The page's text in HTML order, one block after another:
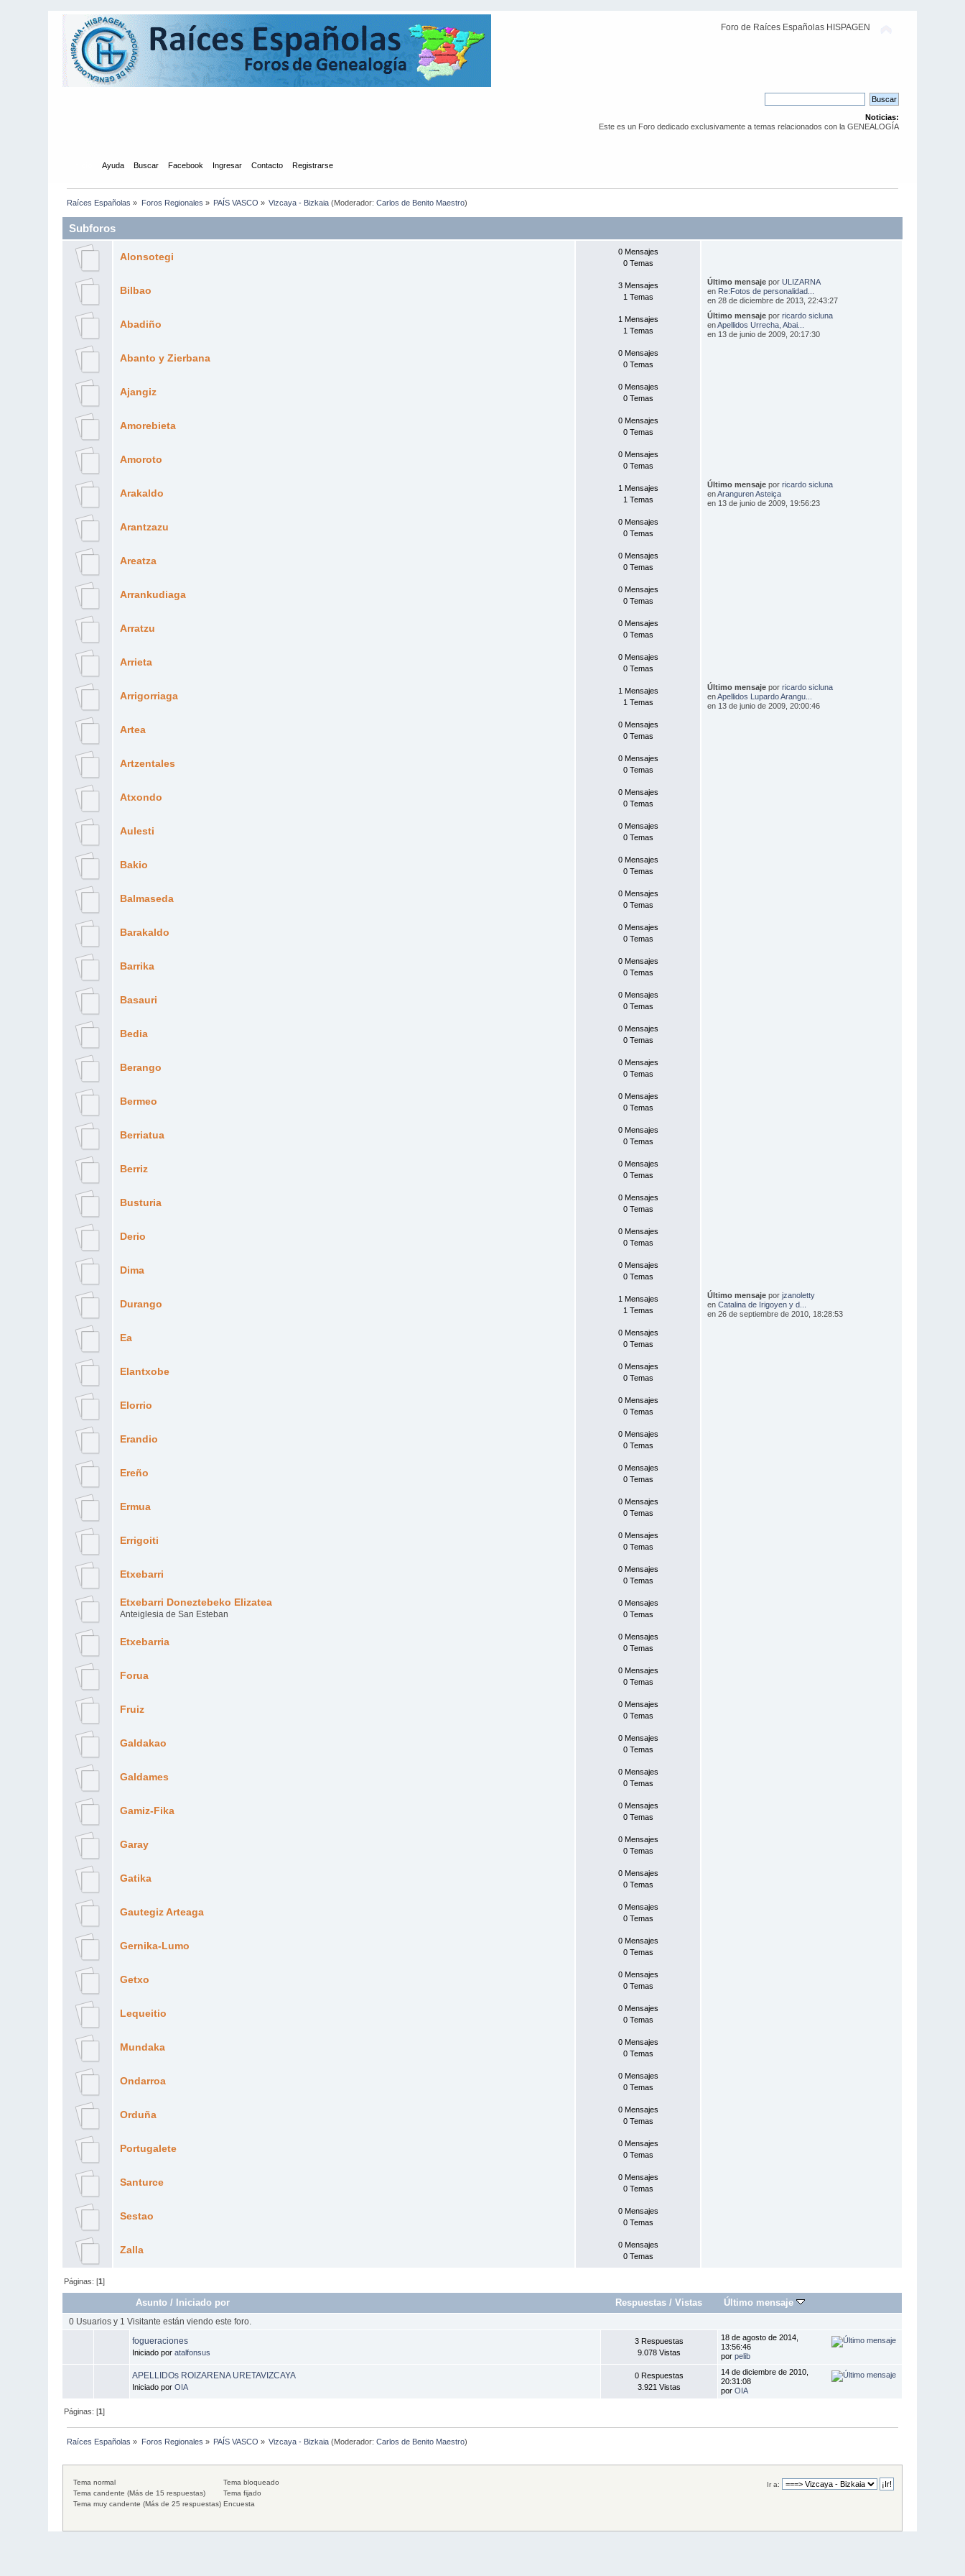
Foro de Raíces Españolas HISPAGEN
Noticias:
Este es un Foro dedicado exclusivamente a temas relacionados con la GENEALOGÍA
Ayuda Buscar Facebook Ingresar Contacto Registrarse
Raíces Españolas » Foros Regionales » PAÍS VASCO » Vizcaya - Bizkaia (Moderador:Carlos de Benito Maestro)
Subforos
Alonsotegi
0 Mensajes
0 Temas
Bilbao
3 Mensajes
1 Temas
Último mensajepor ULIZARNA
en Re:Fotos de personalidad...
en 28 de diciembre de 2013, 22:43:27
Abadiño
1 Mensajes
1 Temas
Último mensajepor ricardo sicluna
enApellidos Urrecha, Abai...
en 13 de junio de 2009, 20:17:30
Abanto y Zierbana
0 Mensajes
0 Temas
Ajangiz
0 Mensajes
0 Temas
Amorebieta
0 Mensajes
0 Temas
Amoroto
0 Mensajes
0 Temas
Arakaldo
1 Mensajes
1 Temas
Último mensajepor ricardo sicluna
enAranguren Asteiça
en 13 de junio de 2009, 19:56:23
Arantzazu
0 Mensajes
0 Temas
Areatza
0 Mensajes
0 Temas
Arrankudiaga
0 Mensajes
0 Temas
Arratzu
0 Mensajes
0 Temas
Arrieta
0 Mensajes
0 Temas
Arrigorriaga
1 Mensajes
1 Temas
Último mensajepor ricardo sicluna
enApellidos Lupardo Arangu...
en 13 de junio de 2009, 20:00:46
Artea
0 Mensajes
0 Temas
Artzentales
0 Mensajes
0 Temas
Atxondo
0 Mensajes
0 Temas
Aulesti
0 Mensajes
0 Temas
Bakio
0 Mensajes
0 Temas
Balmaseda
0 Mensajes
0 Temas
Barakaldo
0 Mensajes
0 Temas
Barrika
0 Mensajes
0 Temas
Basauri
0 Mensajes
0 Temas
Bedia
0 Mensajes
0 Temas
Berango
0 Mensajes
0 Temas
Bermeo
0 Mensajes
0 Temas
Berriatua
0 Mensajes
0 Temas
Berriz
0 Mensajes
0 Temas
Busturia
0 Mensajes
0 Temas
Derio
0 Mensajes
0 Temas
Dima
0 Mensajes
0 Temas
Durango
1 Mensajes
1 Temas
Último mensajepor jzanoletty
en Catalina de Irigoyen y d...
en 26 de septiembre de 2010, 18:28:53
Ea
0 Mensajes
0 Temas
Elantxobe
0 Mensajes
0 Temas
Elorrio
0 Mensajes
0 Temas
Erandio
0 Mensajes
0 Temas
Ereño
0 Mensajes
0 Temas
Ermua
0 Mensajes
0 Temas
Errigoiti
0 Mensajes
0 Temas
Etxebarri
0 Mensajes
0 Temas
Etxebarri Doneztebeko Elizatea
Anteiglesia de San Esteban
0 Mensajes
0 Temas
Etxebarria
0 Mensajes
0 Temas
Forua
0 Mensajes
0 Temas
Fruiz
0 Mensajes
0 Temas
Galdakao
0 Mensajes
0 Temas
Galdames
0 Mensajes
0 Temas
Gamiz-Fika
0 Mensajes
0 Temas
Garay
0 Mensajes
0 Temas
Gatika
0 Mensajes
0 Temas
Gautegiz Arteaga
0 Mensajes
0 Temas
Gernika-Lumo
0 Mensajes
0 Temas
Getxo
0 Mensajes
0 Temas
Lequeitio
0 Mensajes
0 Temas
Mundaka
0 Mensajes
0 Temas
Ondarroa
0 Mensajes
0 Temas
Orduña
0 Mensajes
0 Temas
Portugalete
0 Mensajes
0 Temas
Santurce
0 Mensajes
0 Temas
Sestao
0 Mensajes
0 Temas
Zalla
0 Mensajes
0 Temas
Páginas: [1]
Asunto / Iniciado por Respuestas /Vistas Último mensaje
0 Usuarios y 1 Visitante están viendo este foro.
fogueraciones
Iniciado poratalfonsus
3 Respuestas
9.078 Vistas
18 de agosto de 2014,
13:56:46
porpelib
APELLIDOs ROIZARENA URETAVIZCAYA
Iniciado porOIA
0 Respuestas
3.921 Vistas
14 de diciembre de 2010,
20:31:08
porOIA
Páginas: [1]
Raíces Españolas » Foros Regionales » PAÍS VASCO » Vizcaya - Bizkaia (Moderador:Carlos de Benito Maestro)
Ir a:
Tema normal
Tema candente (Más de 15 respuestas)
Tema muy candente (Más de 25 respuestas)
Tema bloqueado
Tema fijado
Encuesta